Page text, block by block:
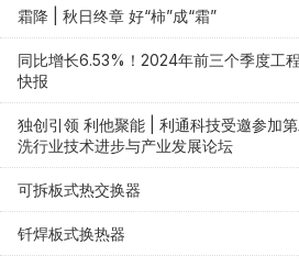
霜降 | 秋日终章 好“柿”成“霜”
同比增长6.53%！2024年前三个季度工
快报
独创引领 利他聚能 | 利通科技受邀参加
洗行业技术进步与产业发展论坛
可拆板式热交换器
钎焊板式换热器